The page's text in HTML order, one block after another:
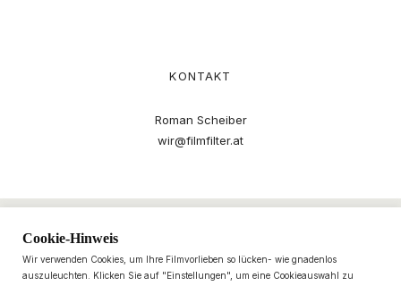
KONTAKT
Roman Scheiber
wir@filmfilter.at
Cookie-Hinweis
Wir verwenden Cookies, um Ihre Filmvorlieben so lücken- wie gnadenlos
auszuleuchten. Klicken Sie auf "Einstellungen", um eine Cookieauswahl zu